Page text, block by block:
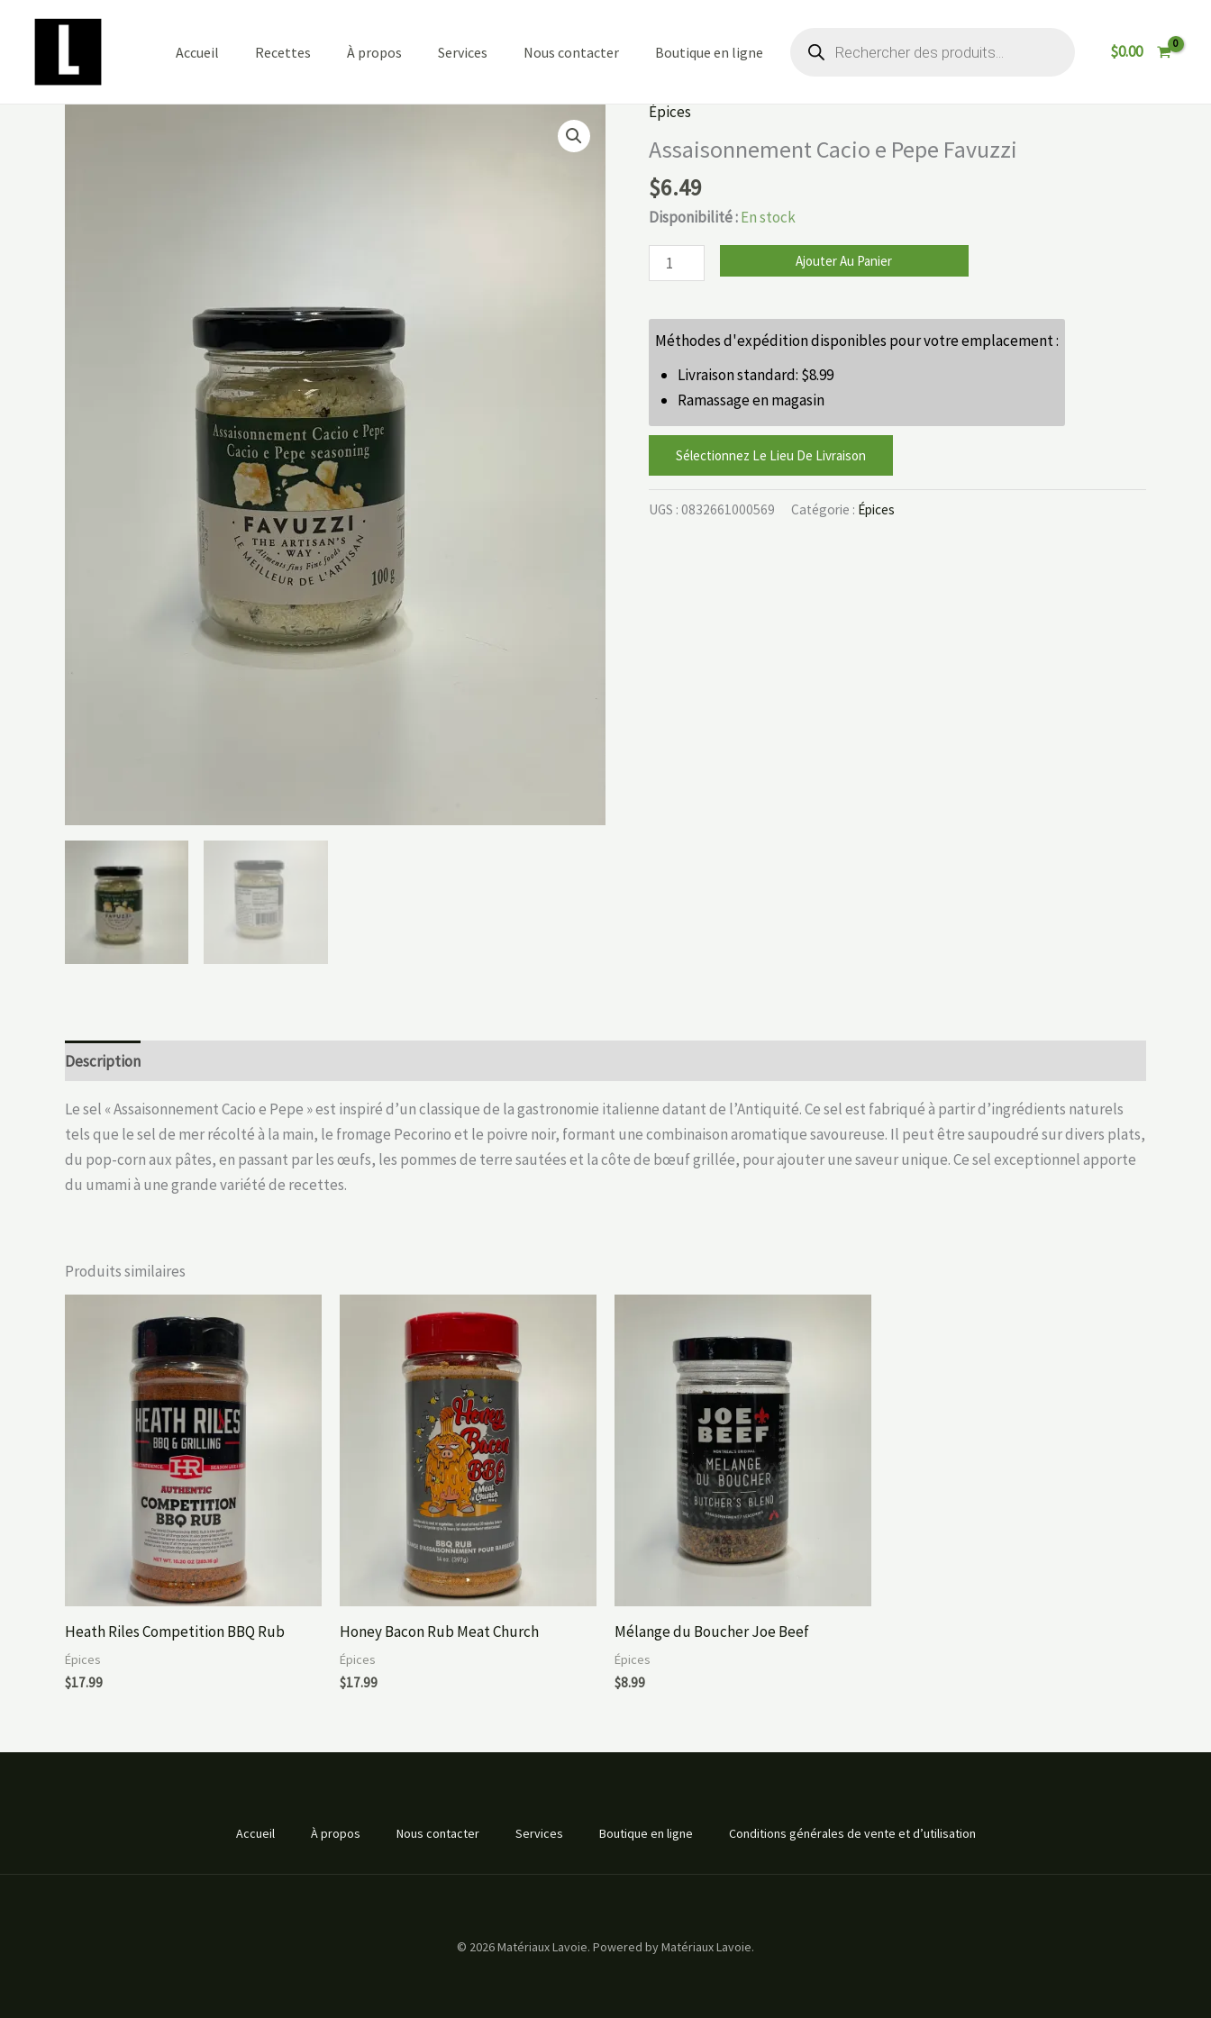
Accueil Recettes À propos Services Nous contacter Boutique en ligne produits $0.00
Épices
Assaisonnement Cacio e Pepe Favuzzi
$6.49
Disponibilité :En stock
quantité
de
Cacio
e
Pepe
Favuzzi
Ajouter Au Panier
Méthodes d'expédition disponibles pour votre emplacement :
Livraison standard: $8.99
Ramassage en magasin
Sélectionnez Le Lieu De Livraison
UGS : 0832661000569 Catégorie : Épices
Description
Le sel « Assaisonnement Cacio e Pepe » est inspiré d’un classique de la gastronomie italienne datant de l’Antiquité. Ce sel est fabriqué à partir d’ingrédients naturels
tels que le sel de mer récolté à la main, le fromage Pecorino et le poivre noir, formant une combinaison aromatique savoureuse. Il peut être saupoudré sur divers plats,
du pop-corn aux pâtes, en passant par les œufs, les pommes de terre sautées et la côte de bœuf grillée, pour ajouter une saveur unique. Ce sel exceptionnel apporte
du umami à une grande variété de recettes.
Produits similaires
Heath Riles Competition BBQ Rub
Épices
$17.99
Honey Bacon Rub Meat Church
Épices
$17.99
Mélange du Boucher Joe Beef
Épices
$8.99
Accueil À propos Nous contacter Services Boutique en ligne Conditions générales de vente et d’utilisation
© 2026 Matériaux Lavoie. Powered by Matériaux Lavoie.